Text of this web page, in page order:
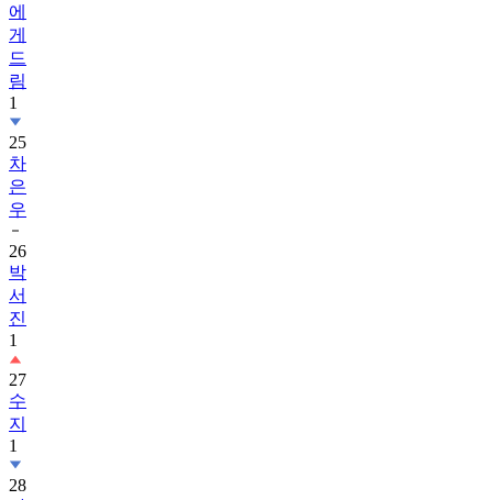
에
게
드
림
1
25
차
은
우
26
박
서
진
1
27
수
지
1
28